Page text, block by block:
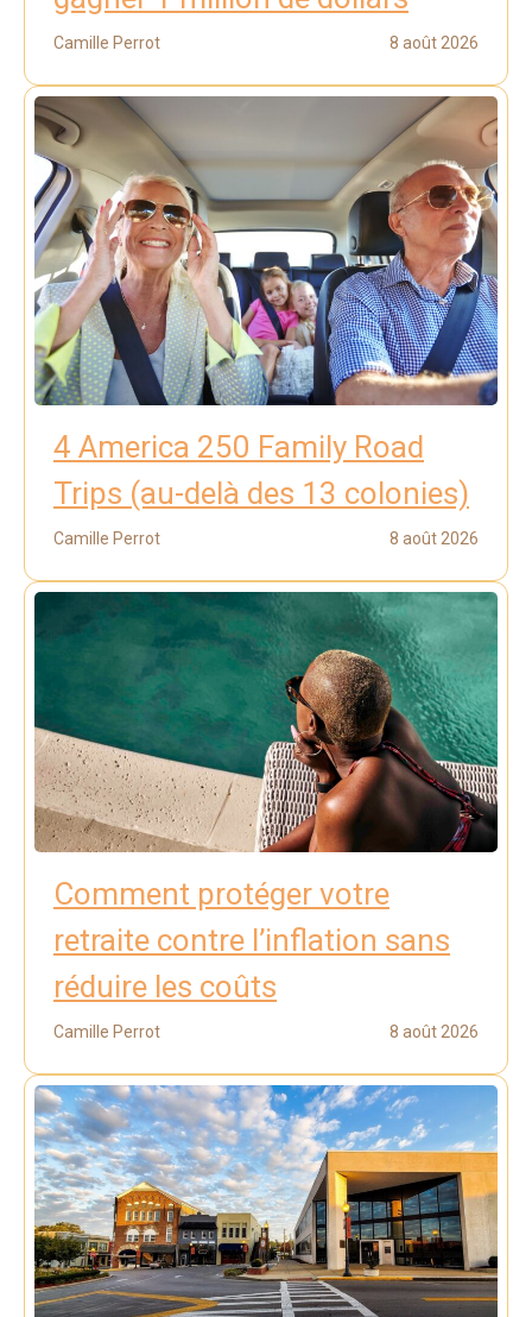
Camille Perrot 8 août 2026
4 America 250 Family Road
Trips (au-delà des 13 colonies)
Camille Perrot 8 août 2026
Comment protéger votre
retraite contre l’inflation sans
réduire les coûts
Camille Perrot 8 août 2026